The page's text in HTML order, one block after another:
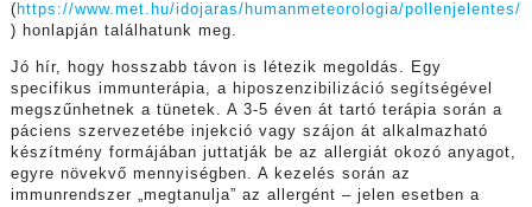
( https://www.met.hu/idojaras/humanmeteorologia/pollenjelentes/
) honlapján találhatunk meg.
Jó hír, hogy hosszabb távon is létezik megoldás. Egy
specifikus immunterápia, a hiposzenzibilizáció segítségével
megszűnhetnek a tünetek. A 3-5 éven át tartó terápia során a
páciens szervezetébe injekció vagy szájon át alkalmazható
készítmény formájában juttatják be az allergiát okozó anyagot,
egyre növekvő mennyiségben. A kezelés során az
immunrendszer „megtanulja” az allergént – jelen esetben a